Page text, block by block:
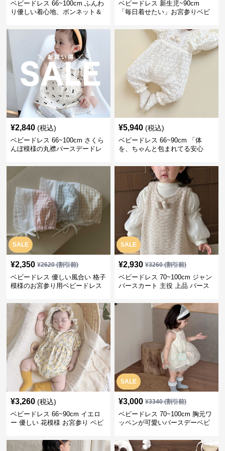
ベビードレス 66~100cm ふんわ
り優しい着心地、ボンネット＆
レス 記念フォト
ベビードレス 新生児~90cm
「毎日着せたい」お宮参りベビ
¥2,840 (税込)
ベビードレス 66~100cm さくら
んぼ模様の丸襟バースデードレ
¥5,940 (税込)
ベビードレス 66~90cm 「体
を、ちゃんと包まれてる安心
参り
SALE
¥2,350 ¥2620(割引前)
ベビードレス 優しい風合い 格子
模様のお宮参り用ベビードレス
SALE
¥2,930 ¥3260(割引前)
ベビードレス 70~100cm ジャン
パースカート 主役 上品 バース
露目 秋冬春
¥3,260 (税込)
ベビードレス 66~90cm イエロ
ー 優しい 花模様 お宮参り ベビ
SALE
¥3,000 ¥3340(割引前)
ベビードレス 70~100cm 胸元ワ
ッペンが可愛いバースデーベビ